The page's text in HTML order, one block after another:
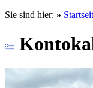
Sie sind hier: »